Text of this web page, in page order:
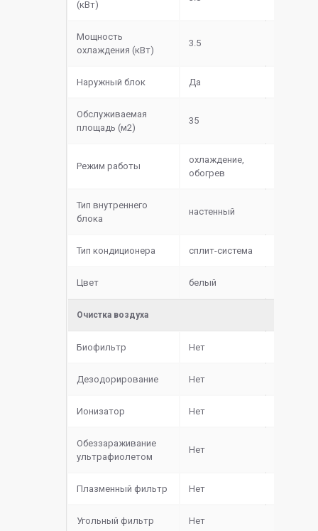
(кВт)
Мощность
охлаждения (кВт)
3.5
Наружный блок Да
Обслуживаемая
площадь (м2)
35
Режим работы
охлаждение,
обогрев
Тип внутреннего
блока
настенный
Тип кондиционера сплит-система
Цвет белый
Очистка воздуха
Биофильтр Нет
Дезодорирование Нет
Ионизатор Нет
Обеззараживание
ультрафиолетом
Нет
Плазменный фильтр Нет
Угольный фильтр Нет